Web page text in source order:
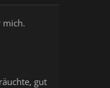
mich.
gut